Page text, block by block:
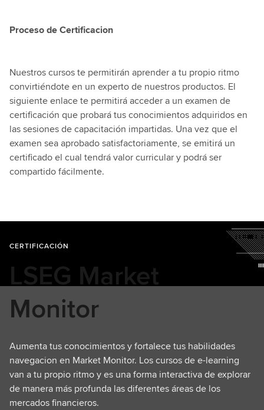
Proceso de Certificacion
Nuestros cursos te permitirán aprender a tu propio ritmo
convirtiéndote en un experto de nuestros productos. El
siguiente enlace te permitirá acceder a un examen de
certificación que probará tus conocimientos adquiridos en
las sesiones de capacitación impartidas. Una vez que el
examen sea aprobado satisfactoriamente, se emitirá un
certificado el cual tendrá valor curricular y podrá ser
compartido fácilmente.
CERTIFICACIÓN
LSEG Market
Monitor
Aumenta tus conocimientos y fortalece tus habilidades
navegacion en Market Monitor. Los cursos de e-learning
van a tu propio ritmo y es una forma interactiva de explorar
de manera más profunda las diferentes áreas de los
mercados financieros.